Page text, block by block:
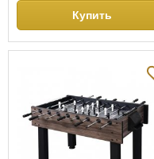
Купить